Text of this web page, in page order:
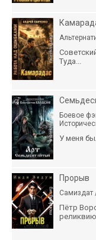
Туда...
Боевое
У меня
Прорыв
Самиздат
Пётр